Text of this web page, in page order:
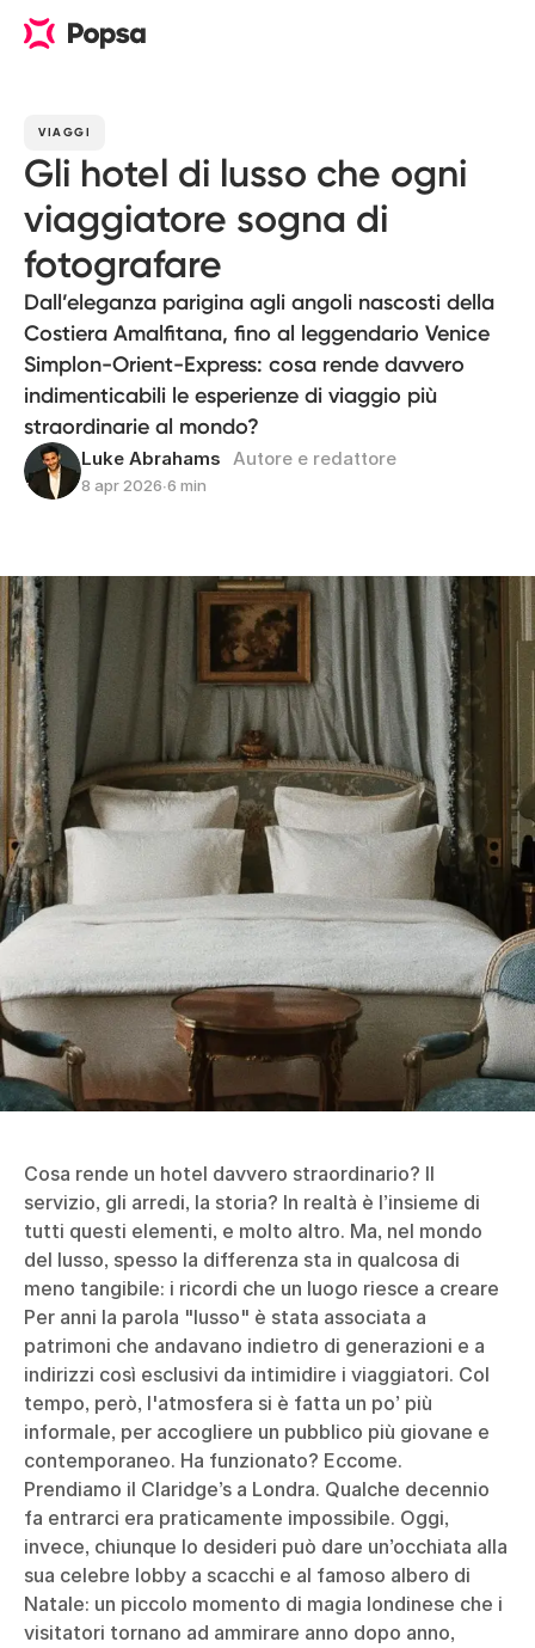
VIAGGI
Gli hotel di lusso che ogni
viaggiatore sogna di
fotografare
Dall’eleganza parigina agli angoli nascosti della
Costiera Amalfitana, fino al leggendario Venice
Simplon-Orient-Express: cosa rende davvero
indimenticabili le esperienze di viaggio più
straordinarie al mondo?
Luke Abrahams Autore e redattore
8 apr 2026∙6 min
Cosa rende un hotel davvero straordinario? Il
servizio, gli arredi, la storia? In realtà è l’insieme di
tutti questi elementi, e molto altro. Ma, nel mondo
del lusso, spesso la differenza sta in qualcosa di
meno tangibile: i ricordi che un luogo riesce a creare
Per anni la parola "lusso" è stata associata a
patrimoni che andavano indietro di generazioni e a
indirizzi così esclusivi da intimidire i viaggiatori. Col
tempo, però, l'atmosfera si è fatta un po’ più
informale, per accogliere un pubblico più giovane e
contemporaneo. Ha funzionato? Eccome.
Prendiamo il Claridge’s a Londra. Qualche decennio
fa entrarci era praticamente impossibile. Oggi,
invece, chiunque lo desideri può dare un’occhiata alla
sua celebre lobby a scacchi e al famoso albero di
Natale: un piccolo momento di magia londinese che i
visitatori tornano ad ammirare anno dopo anno,